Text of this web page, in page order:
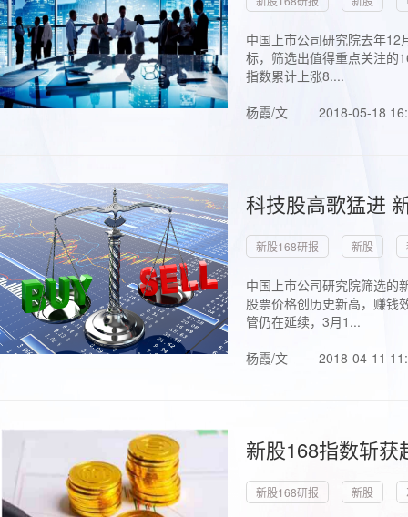
中国上市公司研究院去年
标，筛选出值得重点关注的
指数累计上涨8....
杨霞/文
2018-05-18
科技股高歌猛进
新股168研报 新股
中国上市公司研究院筛选的
股票价格创历史新高，赚钱
管仍在延续，3月1...
杨霞/文
2018-04-11
新股168指数斩
新股168研报 新股